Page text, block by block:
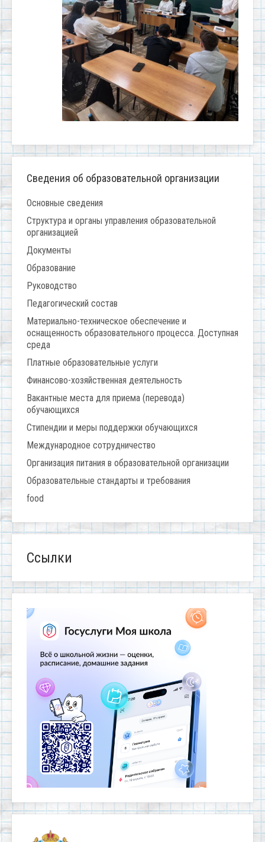
Сведения об образовательной организации
Основные сведения
Структура и органы управления образовательной
организацией
Документы
Образование
Руководство
Педагогический состав
Материально-техническое обеспечение и
оснащенность образовательного процесса. Доступная
среда
Платные образовательные услуги
Финансово-хозяйственная деятельность
Вакантные места для приема (перевода)
обучающихся
Стипендии и меры поддержки обучающихся
Международное сотрудничество
Организация питания в образовательной организации
Образовательные стандарты и требования
food
Ссылки